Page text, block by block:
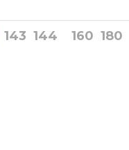
143 144 160 180